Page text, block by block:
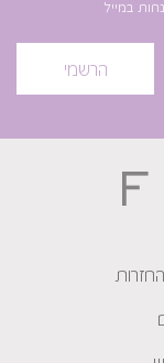
במייל
הרשמי